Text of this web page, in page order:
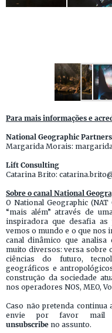
Para mais informações e
National Geographic Partners
Margarida Morais:
Lift Consulting
Catarina Brito:
Sobre o canal National
O National Geographic
“mais além” através de
inspiradora que desafia as
vemos o mundo e o que nos
canal dinâmico que analisa
muito diversos: versa sobre
ciências do futuro,
geográficos e
construção da sociedade
nos operadores NOS, MEO,
Caso não pretenda
envie por favor
unsubscribe no assunto.